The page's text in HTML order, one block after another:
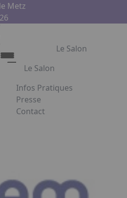
Metz
Le Salon
Le Salon
Le Salon
Show Industrie
Infos Pratiques
Presse
Contact